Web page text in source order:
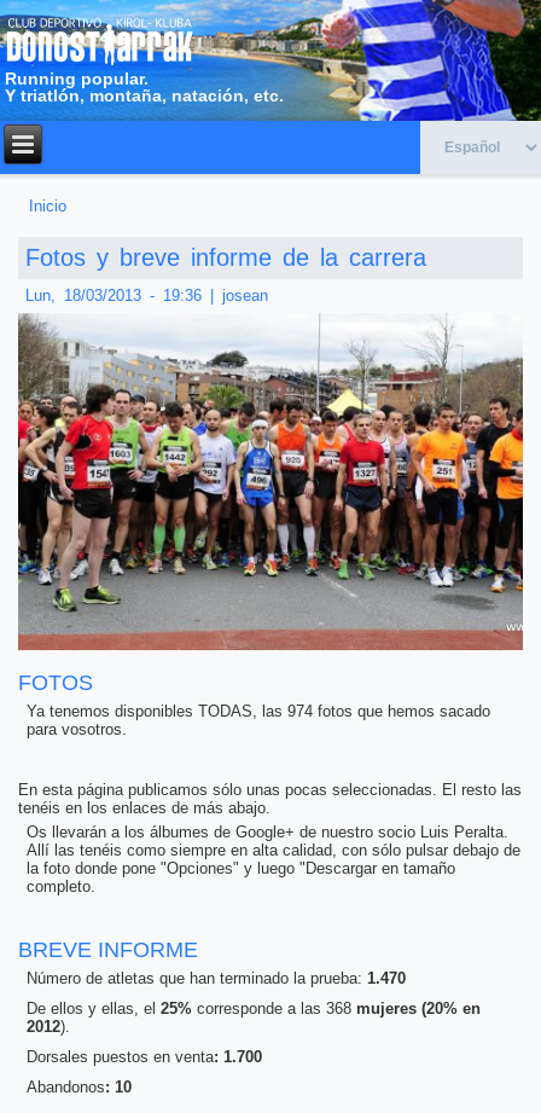
Running popular.
Y triatlón, montaña, natación, etc.
Inicio
Fotos y breve informe de la carrera
Lun, 18/03/2013 - 19:36| josean
FOTOS
Ya tenemos disponibles TODAS, las 974 fotos que hemos sacado
para vosotros.
En esta página publicamos sólo unas pocas seleccionadas. El resto las
tenéis en los enlaces de más abajo.
Os llevarán a los álbumes de Google+ de nuestro socio Luis Peralta.
Allí las tenéis como siempre en alta calidad, con sólo pulsar debajo de
la foto donde pone "Opciones" y luego "Descargar en tamaño
completo.
BREVE INFORME
Número de atletas que han terminado la prueba: 1.470
De ellos y ellas, el 25%corresponde a las 368 mujeres (20% en
2012).
Dorsales puestos en venta: 1.700
Abandonos: 10